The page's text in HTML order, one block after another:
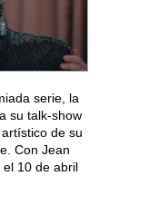
serie, la
su talk-show
de su
Con Jean
el 10 de abril